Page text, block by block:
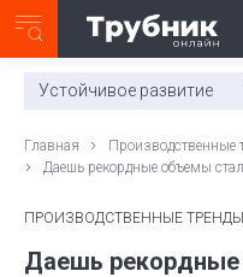
0:00/ 11:03
Устойчивое развитие
Главная
Производственные
Даешь рекордные объемы
ПРОИЗВОДСТВЕННЫЕ ТРЕНДЫ
Даешь